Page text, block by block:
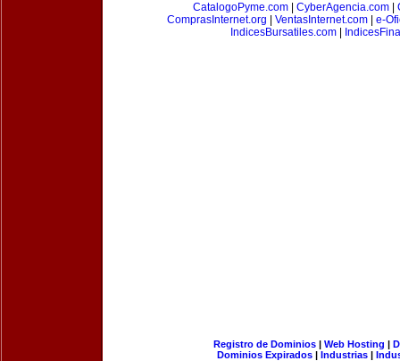
CatalogoPyme.com
CyberAgencia.com
ComprasInternet.org
VentasInternet.com| e-
IndicesBursatiles.com|
Registro de Dominios| Web Hosting |
Dominios Expirados | Industrias |